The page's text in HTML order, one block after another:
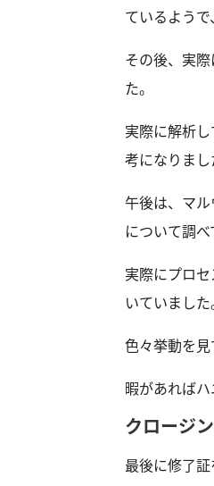
ているようで
その後、実
た。
実際に解析
考になりまし
午後は、マ
について調べ
実際にプロ
いていました
色々挙動を見
暇があれば
クロージ
最後に修了証